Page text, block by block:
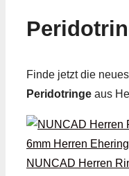
Finde jetzt die
Peridot­ringe aus
NUNCAD Herren